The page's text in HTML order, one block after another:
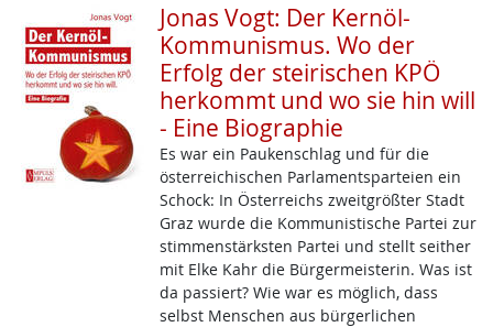
Jonas Vogt: Der Kernöl-
Kommunismus. Wo der
Erfolg der steirischen KPÖ
herkommt und wo sie hin will
- Eine Biographie
Es war ein Paukenschlag und für die
österreichischen Parlamentsparteien ein
Schock: In Österreichs zweitgrößter Stadt
Graz wurde die Kommunistische Partei zur
stimmenstärksten Partei und stellt seither
mit Elke Kahr die Bürgermeisterin. Was ist
da passiert? Wie war es möglich, dass
selbst Menschen aus bürgerlichen